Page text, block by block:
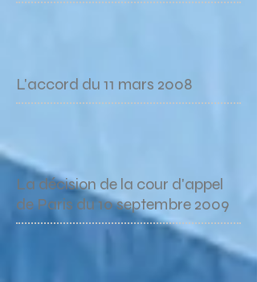
L'accord du 11 mars 2008
La décision de la cour d'appel
de Paris du 10 septembre 2009